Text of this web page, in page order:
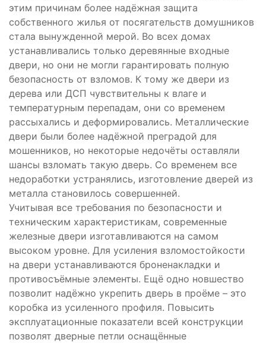
этим причинам более надёжная защита
собственного жилья от посягательств домушников
стала вынужденной мерой. Во всех домах
устанавливались только деревянные входные
двери, но они не могли гарантировать полную
безопасность от взломов. К тому же двери из
дерева или ДСП чувствительны к влаге и
температурным перепадам, они со временем
рассыхались и деформировались. Металлические
двери были более надёжной преградой для
мошенников, но некоторые недочёты оставляли
шансы взломать такую дверь. Со временем все
недоработки устранялись, изготовление дверей из
металла становилось совершенней.
Учитывая все требования по безопасности и
техническим характеристикам, современные
железные двери изготавливаются на самом
высоком уровне. Для усиления взломостойкости
на двери устанавливаются броненакладки и
противосъёмные элементы. Ещё одно новшество
позволит надёжно укрепить дверь в проёме – это
коробка из усиленного профиля. Повысить
эксплуатационные показатели всей конструкции
позволят дверные петли оснащённые